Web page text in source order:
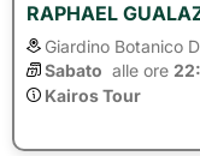
RAPHAEL
Giardino Botanico
Sabato alle ore
Kairos Tour